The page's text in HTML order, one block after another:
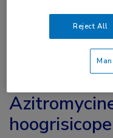
gebruikt bij de
ontbreekt echter
in de algemene
Reject All